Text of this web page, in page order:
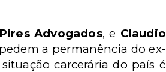
Advogados, e Claudio
a permanência do ex-
carcerária do país é